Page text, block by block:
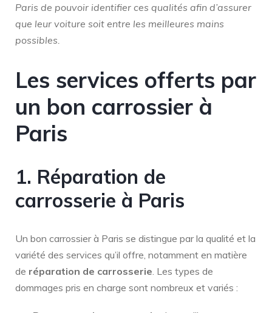
Paris de pouvoir identifier ces qualités afin d’assurer
que leur voiture soit entre les meilleures mains
possibles.
Les services offerts par
un bon carrossier à
Paris
1. Réparation de
carrosserie à Paris
Un bon carrossier à Paris se distingue par la qualité et la
variété des services qu’il offre, notamment en matière
de réparation de carrosserie . Les types de
dommages pris en charge sont nombreux et variés :